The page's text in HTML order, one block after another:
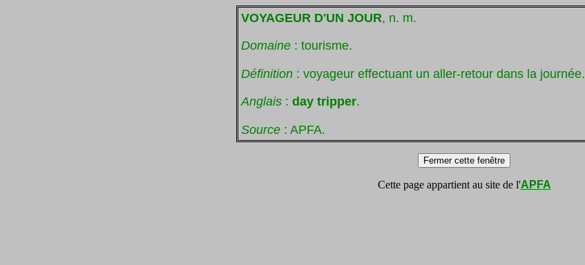
VOYAGEUR D'UN JOUR, n. m.
Domaine : tourisme.
Définition : voyageur effectuant un aller-retour dans la journée.
Anglais : day tripper.
Source : APFA.
Cette page appartient au site de l'APFA